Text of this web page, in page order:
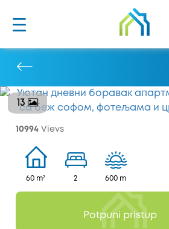
13
10994 Vievs
60 m² 2 600 m
Potpuni pristup